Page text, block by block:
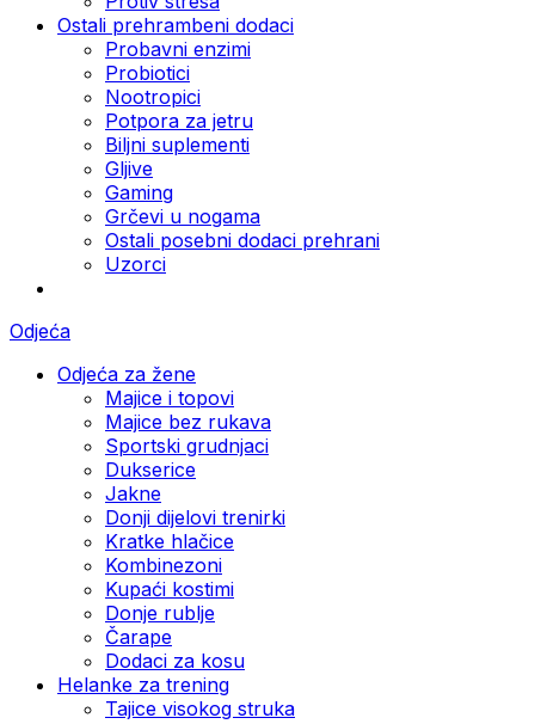
Ostali prehrambeni dodaci
Probavni enzimi
Probiotici
Nootropici
Potpora za jetru
Biljni suplementi
Gljive
Gaming
Grčevi u nogama
Ostali posebni dodaci prehrani
Uzorci
Odjeća
Odjeća za žene
Majice i topovi
Majice bez rukava
Sportski grudnjaci
Dukserice
Jakne
Donji dijelovi trenirki
Kratke hlačice
Kombinezoni
Kupaći kostimi
Donje rublje
Čarape
Dodaci za kosu
Helanke za trening
Tajice visokog struka